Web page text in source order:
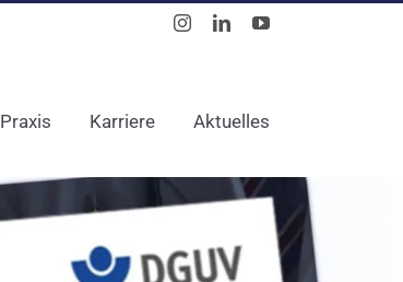
InstagramLinkedInYouTube
Praxis Karriere Aktuelles